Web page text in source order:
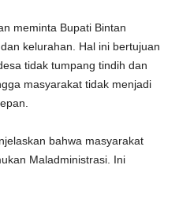
meminta Bupati Bintan
kelurahan. Hal ini bertujuan
tidak tumpang tindih dan
masyarakat tidak menjadi
bahwa masyarakat
Maladministrasi. Ini